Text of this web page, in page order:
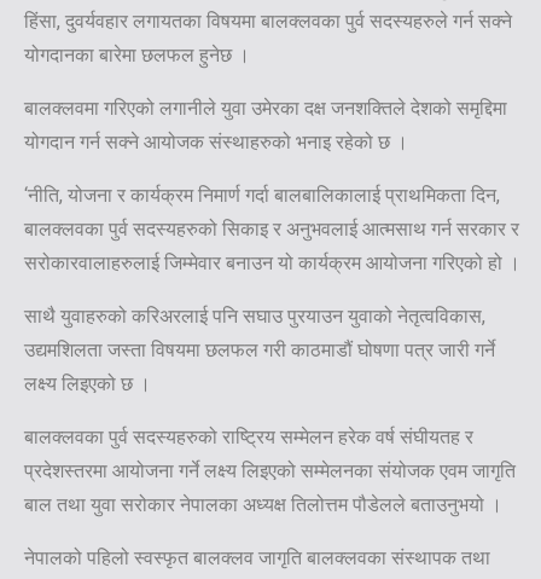
हिंसा, दुवर्यवहार लगायतका विषयमा बालक्लवका पुर्व सदस्यहरुले गर्न सक्ने
योगदानका बारेमा छलफल हुनेछ ।
बालक्लवमा गरिएको लगानीले युवा उमेरका दक्ष जनशक्तिले देशको समृद्दिमा
योगदान गर्न सक्ने आयोजक संस्थाहरुको भनाइ रहेको छ ।
‘नीति, योजना र कार्यक्रम निमार्ण गर्दा बालबालिकालाई प्राथमिकता दिन,
बालक्लवका पुर्व सदस्यहरुको सिकाइ र अनुभवलाई आत्मसाथ गर्न सरकार र
सरोकारवालाहरुलाई जिम्मेवार बनाउन यो कार्यक्रम आयोजना गरिएको हो ।
साथै युवाहरुको करिअरलाई पनि सघाउ पुरयाउन युवाको नेतृत्वविकास,
उद्यमशिलता जस्ता विषयमा छलफल गरी काठमाडौं घोषणा पत्र जारी गर्ने
लक्ष्य लिइएको छ ।
बालक्लवका पुर्व सदस्यहरुको राष्ट्रिय सम्मेलन हरेक वर्ष संघीयतह र
प्रदेशस्तरमा आयोजना गर्ने लक्ष्य लिइएको सम्मेलनका संयोजक एवम जागृति
बाल तथा युवा सरोकार नेपालका अध्यक्ष तिलोत्तम पौडेलले बताउनुभयो ।
नेपालको पहिलो स्वस्फृत बालक्लव जागृति बालक्लवका संस्थापक तथा